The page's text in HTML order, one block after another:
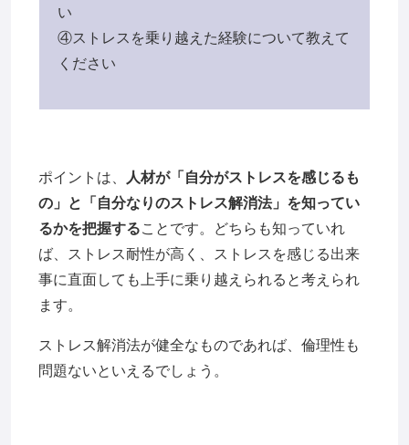
い
④ストレスを乗り越えた経験について教えて
ください
ポイントは、
人材が「自分がストレスを感じるも
の」と「自分なりのストレス解消法」を知ってい
るかを把握することです。どちらも知っていれ
ば、ストレス耐性が高く、ストレスを感じる出来
事に直面しても上手に乗り越えられると考えられ
ます。
ストレス解消法が健全なものであれば、倫理性も
問題ないといえるでしょう。